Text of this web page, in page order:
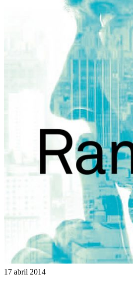
17 abril 2014